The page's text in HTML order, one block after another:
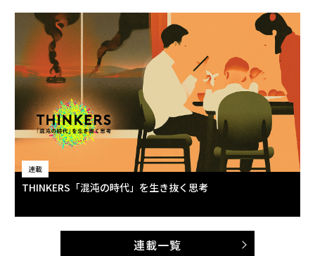
連載
THINKERS「混沌の時代」を生き抜く思考
連載一覧